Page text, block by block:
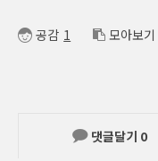
공감 1 모아보기
댓글달기 0